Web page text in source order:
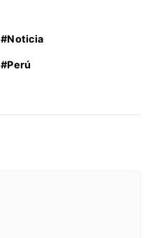
#Noticia
#Perú